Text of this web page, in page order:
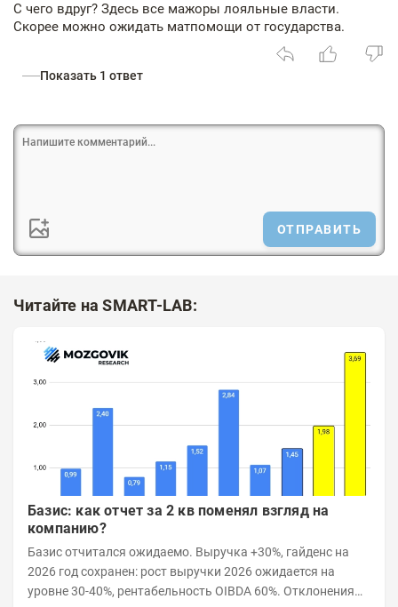
С чего вдруг? Здесь все мажоры лояльные власти.
Скорее можно ожидать матпомощи от государства.
Показать 1 ответ
ОТПРАВИТЬ
Читайте на SMART-LAB:
Базис: как отчет за 2 кв поменял взгляд на
компанию?
Базис отчитался ожидаемо. Выручка +30%, гайденс на
2026 год сохранен: рост выручки 2026 ожидается на
уровне 30-40%, рентабельность OIBDA 60%. Отклонения